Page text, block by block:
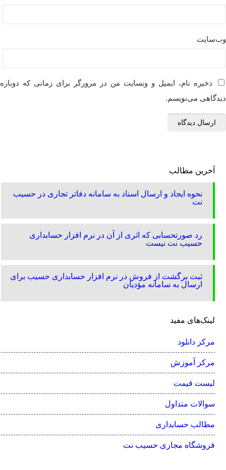
وب‌سایت
ذخیره نام، ایمیل و وبسایت من در مرورگر برای زمانی که دوباره
دیدگاهی می‌نویسم.
آخرین مطالب
نحوه ایجاد و ارسال اسناد به سامانه دفاتر تجاری در حسیب
نت
رد صورتحسابی که اثری از آن در نرم افزار حسابداری
حسیب نت نیست
ثبت برگشت از فروش در نرم افزار حسابداری حسیب برای
ارسال به سامانه مؤدیان
لینک‌های مفید
مرکز دانلود
مرکز آموزش
لیست قیمت
سوالات متداول
مطالب حسابداری
فروشگاه مجازی حسیب نت